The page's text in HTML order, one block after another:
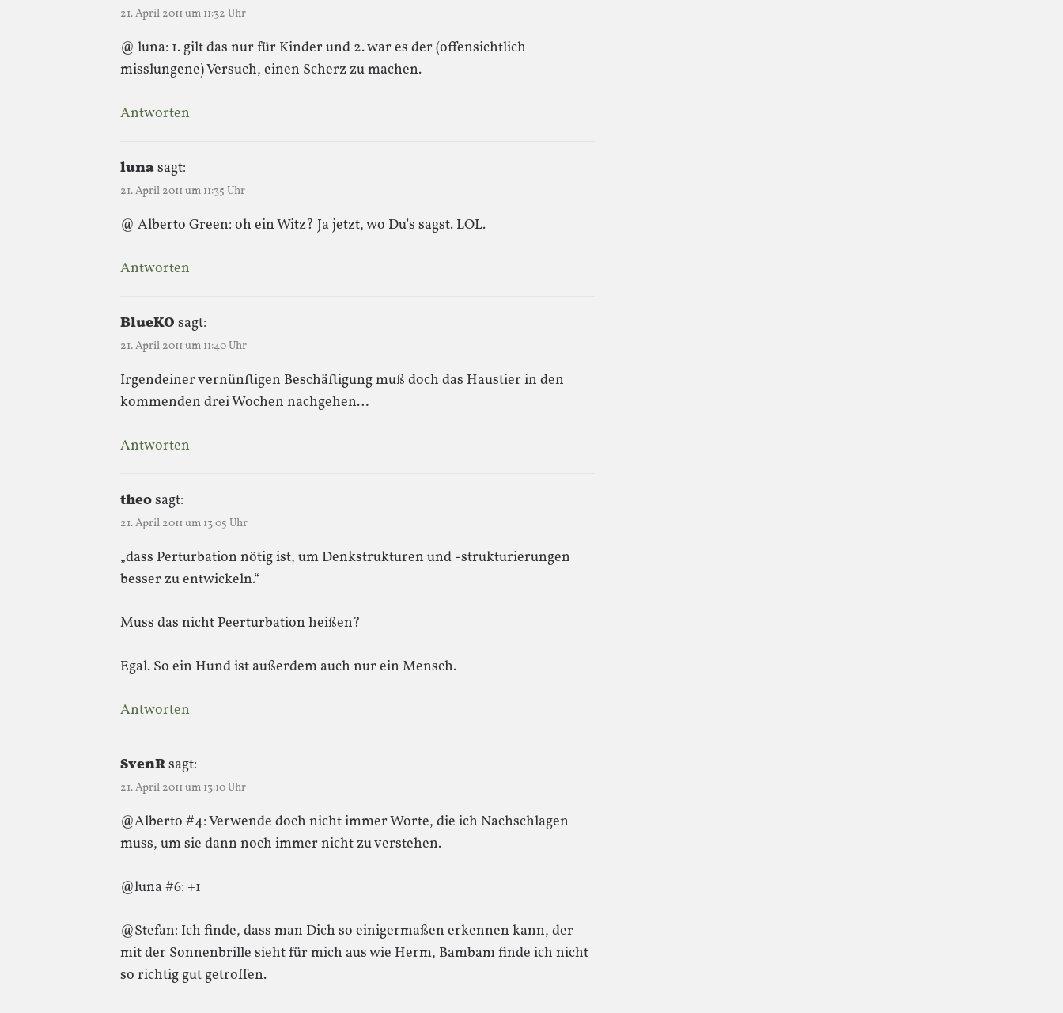
21. April 2011 um 11:32 Uhr
@ luna: 1. gilt das nur für Kinder und 2. war es der (offensichtlich
misslungene) Versuch, einen Scherz zu machen.
Antworten
lunasagt:
21. April 2011 um 11:35 Uhr
@ Alberto Green: oh ein Witz? Ja jetzt, wo Du’s sagst. LOL.
Antworten
BlueKO sagt:
21. April 2011 um 11:40 Uhr
Irgendeiner vernünftigen Beschäftigung muß doch das Haustier in den
kommenden drei Wochen nachgehen…
Antworten
theosagt:
21. April 2011 um 13:05 Uhr
„dass Perturbation nötig ist, um Denkstrukturen und -strukturierungen
besser zu entwickeln.“
Muss das nicht Peerturbation heißen?
Egal. So ein Hund ist außerdem auch nur ein Mensch.
Antworten
SvenRsagt:
21. April 2011 um 13:10 Uhr
@Alberto #4: Verwende doch nicht immer Worte, die ich Nachschlagen
muss, um sie dann noch immer nicht zu verstehen.
@luna #6: +1
@Stefan: Ich finde, dass man Dich so einigermaßen erkennen kann, der
mit der Sonnenbrille sieht für mich aus wie Herm, Bambam finde ich nicht
so richtig gut getroffen.